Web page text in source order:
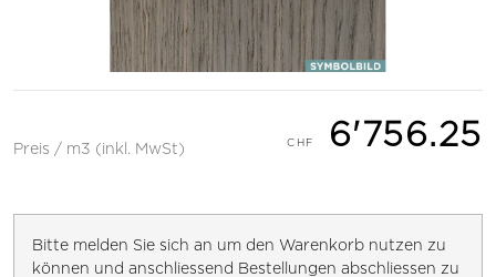
Preis / m3 (inkl. MwSt) 6'756.25
Bitte melden Sie sich an um den Warenkorb nutzen zu
können und anschliessend Bestellungen abschliessen zu